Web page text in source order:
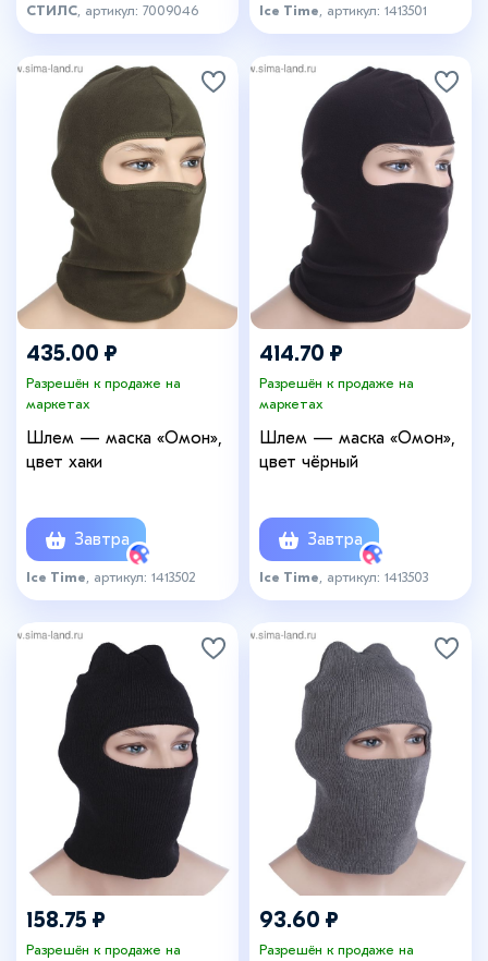
СТИЛС , артикул: 7009046 Ice Time , артикул: 1413501
435.00 ₽
Разрешён к продаже на
маркетах
Шлем — маска «Омон»,
цвет хаки
Завтра
Ice Time , артикул: 1413502
414.70 ₽
Разрешён к продаже на
маркетах
Шлем — маска «Омон»,
цвет чёрный
Завтра
Ice Time , артикул: 1413503
158.75 ₽
Разрешён к продаже на
93.60 ₽
Разрешён к продаже на